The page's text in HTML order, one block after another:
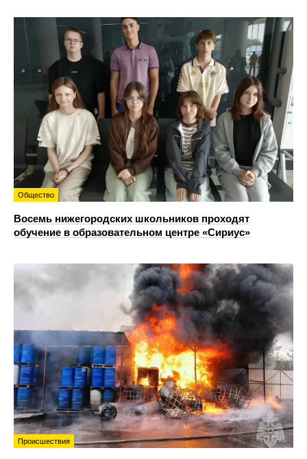
Общество
Восемь нижегородских школьников проходят
обучение в образовательном центре «Сириус»
Происшествия